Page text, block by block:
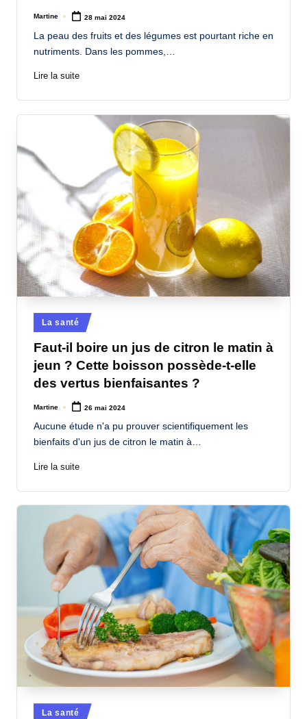
Posted
Martine 28 mai 2024
La peau des fruits et des légumes est pourtant riche en
nutriments. Dans les pommes,…
Lire la suite
Posted
in
La santé
Faut-il boire un jus de citron le matin à
jeun ? Cette boisson possède-t-elle
des vertus bienfaisantes ?
Posted
Martine 26 mai 2024
Aucune étude n'a pu prouver scientifiquement les
bienfaits d'un jus de citron le matin à…
Lire la suite
Posted
La santé